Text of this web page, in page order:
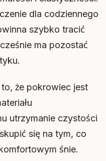
dla codziennego
szybko tracić
ma pozostać
że pokrowiec jest
utrzymanie czystości
się na tym, co
śnie.